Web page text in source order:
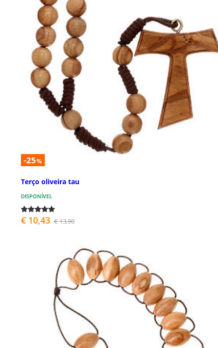
-25%
Terço oliveira tau
DISPONÍVEL
€ 10,43 € 13,90